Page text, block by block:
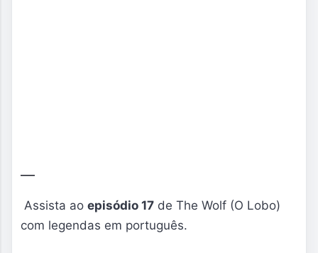
Assista ao episódio 17 de The Wolf (O Lobo)
com legendas em português.